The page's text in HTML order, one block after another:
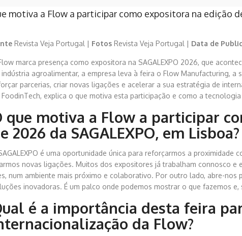
motiva a Flow a participar como expositora na edição
Revista Veja Portugal | Fotos Revista Veja Portugal | Data de
marca presença como expositora na SAGALEXPO 2026, que
indústria agroalimentar, a empresa leva à feira o Flow Manufacturing,
parcerias, criar novas ligações e acelerar a sua estratégia de
FoodinTech, explica o que motiva esta participação e como a
que motiva a Flow a participar
2026 da SAGALEXPO, em Lisboa?
é uma oportunidade única para reforçarmos a proximidade
novas ligações. Muitos dos expositores já trabalham connosco
num ambiente mais próximo e colaborativo. Por outro lado, abre-
inovadoras. É um palco onde podemos mostrar o que fazemos
é a importância desta feira
da Flow?